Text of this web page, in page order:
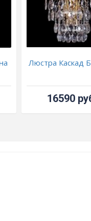
Люстра Каскад
16590